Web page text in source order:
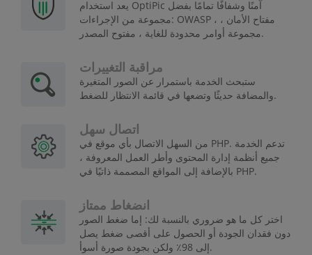
يعد استخدام OptiPic آمنًا وشفافًا تمامًا بفضل
مجموعة من الإجراءات: OWASP ، مفتاح الأمان ،
مجموعة أوامر محدودة للغاية ، مفتوح المصدر.
مراقبة التغييرات
ستبحث الخدمة باستمرار عن الصور المتغيرة
والمضافة حديثًا وتضعها في قائمة الانتظار للضغط.
اتصال سهل
من السهل الاتصال بأي موقع في PHP. تدعم الخدمة
جميع أنظمة إدارة المحتوى وأطر العمل المعروفة ،
بالإضافة إلى المواقع المصممة ذاتيًا في PHP.
انضغاط ممتاز
اختر كل ما هو ضروري بالنسبة لك: إما ضغط الصور
دون فقدان الجودة أو الحصول على أقصى ضغط يصل
إلى 98٪ ولكن بجودة صورة أسوأ.